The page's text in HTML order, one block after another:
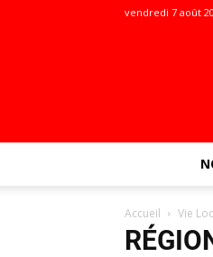
vendredi 7 août
Accueil Vie